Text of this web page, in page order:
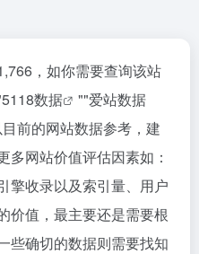
，如你需要查询该站
5118数据 ""爱站数据
前的网站数据参考，建
多网站价值评估因素如：
擎收录以及索引量、用户
价值，最主要还是需要根
些确切的数据则需要找知